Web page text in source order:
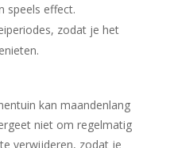
speels effect.
zodat je het
kan maandenlang
niet om regelmatig
verwijderen, zodat je